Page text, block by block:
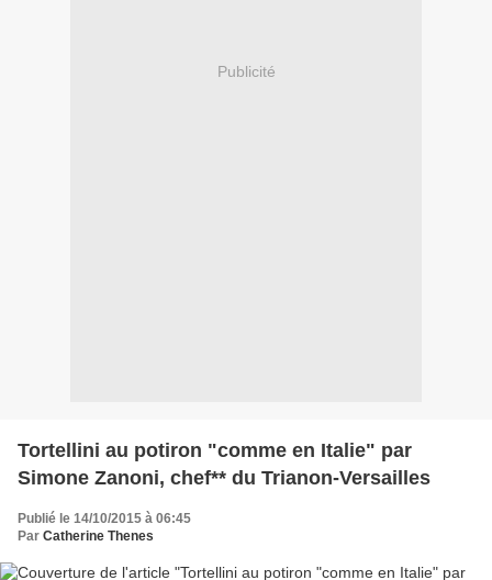
Publicité
Tortellini au potiron "comme en Italie" par
Simone Zanoni, chef** du Trianon-Versailles
Publié le 14/10/2015 à 06:45
Par Catherine Thenes